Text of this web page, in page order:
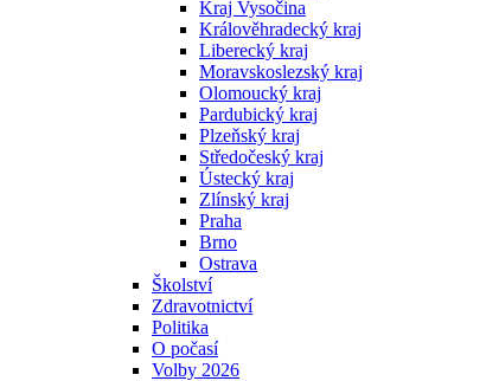
Kraj Vysočina
Králověhradecký kraj
Liberecký kraj
Moravskoslezský kraj
Olomoucký kraj
Pardubický kraj
Plzeňský kraj
Středočeský kraj
Ústecký kraj
Zlínský kraj
Praha
Brno
Ostrava
Školství
Zdravotnictví
Politika
O počasí
Volby 2026